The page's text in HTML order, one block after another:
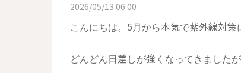
2026/05/13 06:00
こんにちは。5月から本気で紫外線対
どんどん日差しが強くなってきました